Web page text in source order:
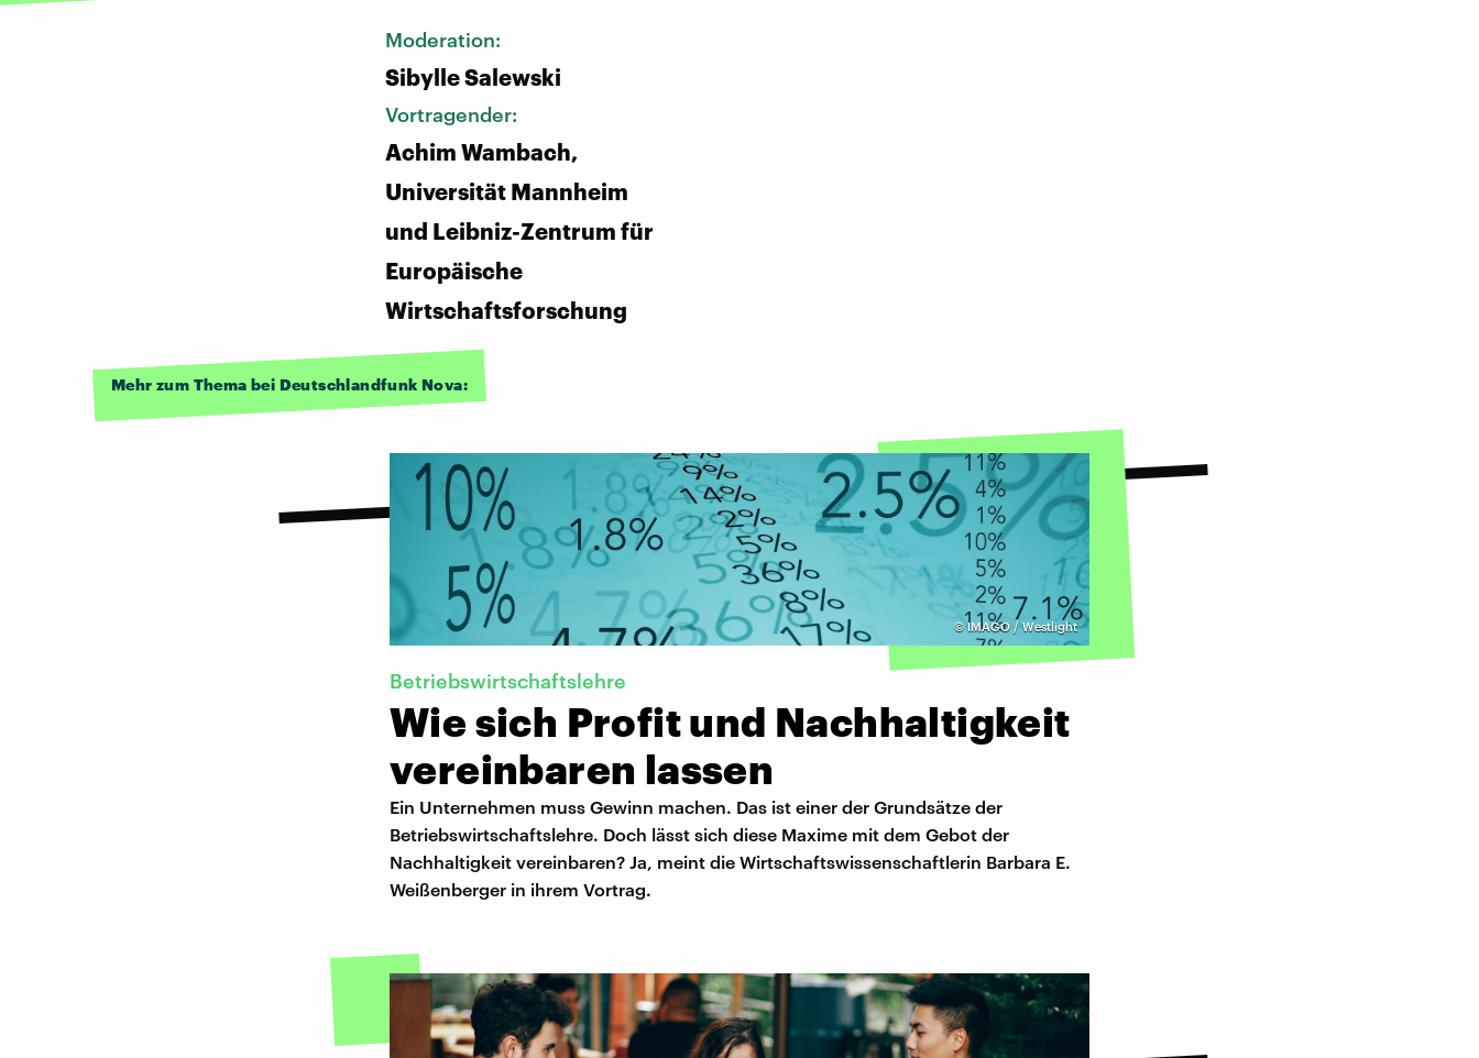
Moderation:
Sibylle Salewski
Vortragender:
Achim Wambach,
Universität Mannheim
und Leibniz-Zentrum für
Europäische
Wirtschaftsforschung
Mehr zum Thema bei Deutschlandfunk Nova:
© IMAGO / Westlight
Betriebswirtschaftslehre
Wie sich Profit und Nachhaltigkeit
vereinbaren lassen
Ein Unternehmen muss Gewinn machen. Das ist einer der Grundsätze der
Betriebswirtschaftslehre. Doch lässt sich diese Maxime mit dem Gebot der
Nachhaltigkeit vereinbaren? Ja, meint die Wirtschaftswissenschaftlerin Barbara E.
Weißenberger in ihrem Vortrag.